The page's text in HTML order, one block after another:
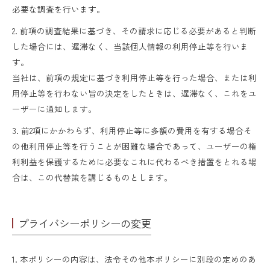
必要な調査を行います。
2. 前項の調査結果に基づき、その請求に応じる必要があると判断
した場合には、遅滞なく、当該個人情報の利用停止等を行いま
す。
当社は、前項の規定に基づき利用停止等を行った場合、または利
用停止等を行わない旨の決定をしたときは、遅滞なく、これをユ
ーザーに通知します。
3. 前2項にかかわらず、利用停止等に多額の費用を有する場合そ
の他利用停止等を行うことが困難な場合であって、ユーザーの権
利利益を保護するために必要なこれに代わるべき措置をとれる場
合は、この代替策を講じるものとします。
プライバシーポリシーの変更
1. 本ポリシーの内容は、法令その他本ポリシーに別段の定めのあ